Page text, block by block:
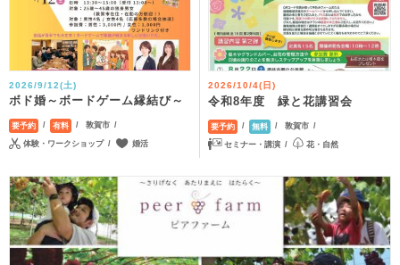
2026/9/12(土)
ボド婚～ボードゲーム縁結び～
要予約 有料 敦賀市
体験・ワークショップ 婚活
2026/10/4(日)
令和8年度 緑と花講習会
要予約 無料 敦賀市
セミナー・講演 花・自然